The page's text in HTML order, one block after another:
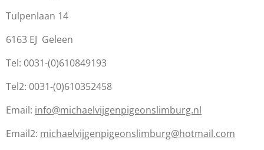
Tulpenlaan 14
6163 EJ Geleen
Tel: 0031-(0)610849193
Tel2: 0031-(0)610352458
Email: info@michaelvijgenpigeonslimburg.nl
Email2: michaelvijgenpigeonslimburg@hotmail.com